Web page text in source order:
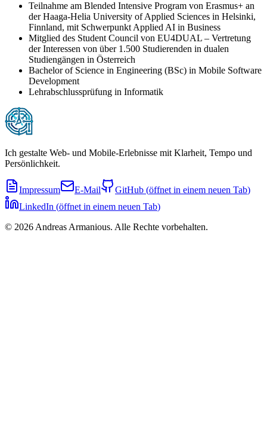
Teilnahme am Blended Intensive Program von Erasmus+ an
der Haaga-Helia University of Applied Sciences in Helsinki,
Finnland, mit Schwerpunkt Applied AI in Business
Mitglied des Student Council von EU4DUAL – Vertretung
der Interessen von über 1.500 Studierenden in dualen
Studiengängen in Österreich
Bachelor of Science in Engineering (BSc) in Mobile Software
Development
Lehrabschlussprüfung in Informatik
Ich gestalte Web- und Mobile-Erlebnisse mit Klarheit, Tempo und
Persönlichkeit.
Impressum E-Mail GitHub (öffnet in einem neuen Tab)
LinkedIn (öffnet in einem neuen Tab)
© 2026 Andreas Armanious. Alle Rechte vorbehalten.